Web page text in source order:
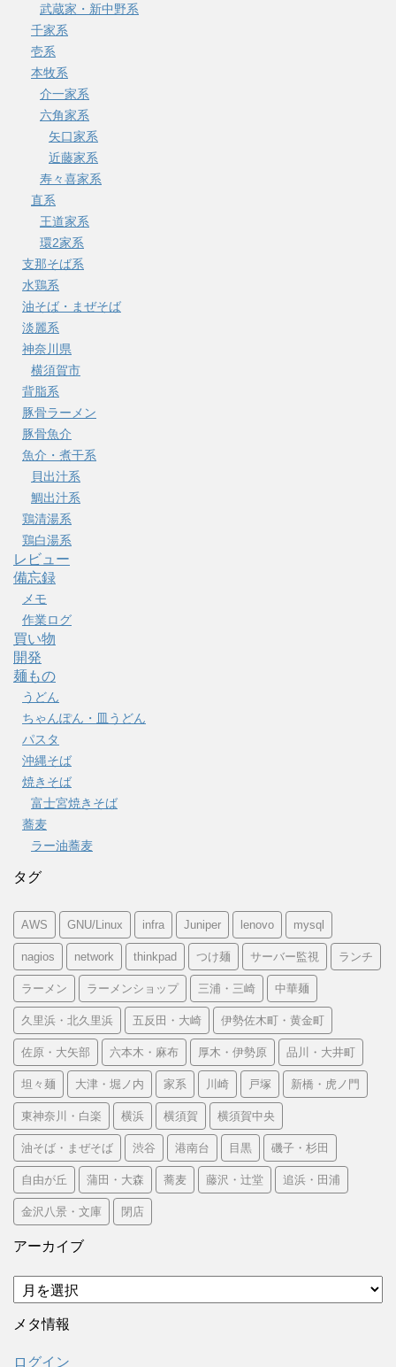
武蔵家・新中野系
千家系
壱系
本牧系
介一家系
六角家系
矢口家系
近藤家系
寿々喜家系
直系
王道家系
環2家系
支那そば系
水鶏系
油そば・まぜそば
淡麗系
神奈川県
横須賀市
背脂系
豚骨ラーメン
豚骨魚介
魚介・煮干系
貝出汁系
鯛出汁系
鶏清湯系
鶏白湯系
レビュー
備忘録
メモ
作業ログ
買い物
開発
麺もの
うどん
ちゃんぽん・皿うどん
パスタ
沖縄そば
焼きそば
富士宮焼きそば
蕎麦
ラー油蕎麦
タグ
AWS GNU/Linux infra Juniper lenovo mysql
nagios network thinkpad つけ麺 サーバー監視 ランチ
ラーメン ラーメンショップ 三浦・三崎 中華麺
久里浜・北久里浜 五反田・大崎 伊勢佐木町・黄金町
佐原・大矢部 六本木・麻布 厚木・伊勢原 品川・大井町
坦々麺 大津・堀ノ内 家系 川崎 戸塚 新橋・虎ノ門
東神奈川・白楽 横浜 横須賀 横須賀中央
油そば・まぜそば 渋谷 港南台 目黒 磯子・杉田
自由が丘 蒲田・大森 蕎麦 藤沢・辻堂 追浜・田浦
金沢八景・文庫 閉店
アーカイブ
ア
ー
カ
ブ
メタ情報
ログイン